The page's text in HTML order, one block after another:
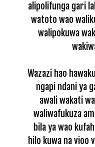
alipolifunga gari
watoto wao
walipokuwa
Wazazi hao
ngapi ndani ya
awali wakati
waliwafukuza
bila ya wao
hilo kuwa na vioo